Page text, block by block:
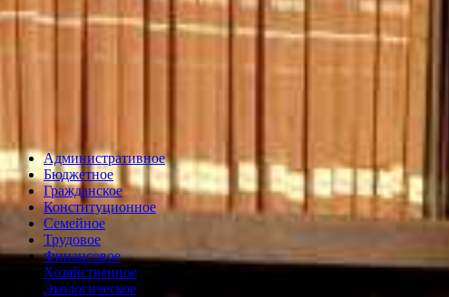
Административное
Бюджетное
Гражданское
Конституционное
Семейное
Трудовое
Финансовое
Хозяйственное
Экологическое